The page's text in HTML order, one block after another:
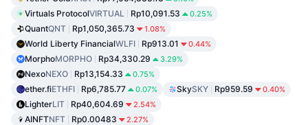
Virtuals ProtocolVIRTUAL Rp10,091.53 0.25%
QuantQNT Rp1,050,365.73 1.08%
World Liberty FinancialWLFI Rp913.01 0.44%
MorphoMORPHO Rp34,330.29 3.29%
NexoNEXO Rp13,154.33 0.75%
ether.fiETHFI Rp6,785.77 0.07% SkySKY Rp959.59 0.40%
LighterLIT Rp40,604.69 2.54%
AINFTNFT Rp0.00483 2.27%